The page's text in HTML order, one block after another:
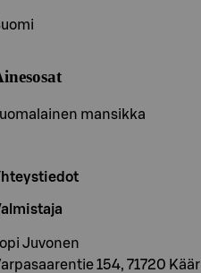
mansikka
Juvonen
154, 71720